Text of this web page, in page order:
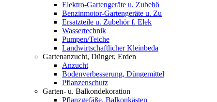
Elektro-Gartengeräte u. Zubehö
Benzinmotor-Gartengeräte u. Zu
Ersatzteile u. Zubehör f. Elek
Wassertechnik
Pumpen/Teiche
Landwirtschaftlicher Kleinbeda
Gartenanzucht, Dünger, Erden
Anzucht
Bodenverbesserung, Düngemittel
Pflanzenschutz
Garten- u. Balkondekoration
Pflanzgefäße, Balkonkästen